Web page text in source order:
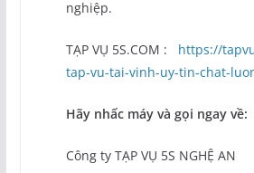
nghiệp.
TẠP VỤ 5S.COM : https://
tap-vu-tai-vinh-uy-tin-chat-
Hãy nhấc máy và gọi ngay về:
Công ty TẠP VỤ 5S NGHỆ AN